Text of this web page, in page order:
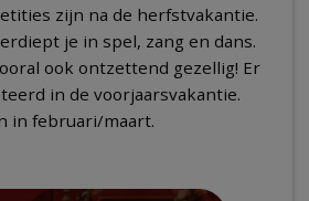
zijn na de herfstvakantie.
je in spel, zang en dans.
ook ontzettend gezellig! Er
in de voorjaarsvakantie.
in februari/maart.